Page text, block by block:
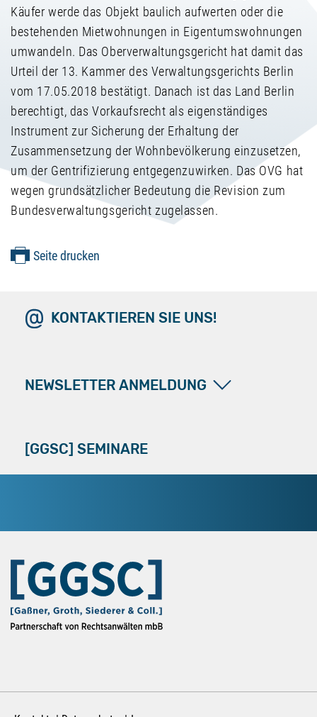
Käufer werde das Objekt baulich aufwerten oder die
bestehenden Mietwohnungen in Eigentumswohnungen
umwandeln. Das Oberverwaltungsgericht hat damit das
Urteil der 13. Kammer des Verwaltungsgerichts Berlin
vom 17.05.2018 bestätigt. Danach ist das Land Berlin
berechtigt, das Vorkaufsrecht als eigenständiges
Instrument zur Sicherung der Erhaltung der
Zusammensetzung der Wohnbevölkerung einzusetzen,
um der Gentrifizierung entgegenzuwirken. Das OVG hat
wegen grundsätzlicher Bedeutung die Revision zum
Bundesverwaltungsgericht zugelassen.
Seite drucken
KONTAKTIEREN SIE UNS!
NEWSLETTER ANMELDUNG
[GGSC] SEMINARE